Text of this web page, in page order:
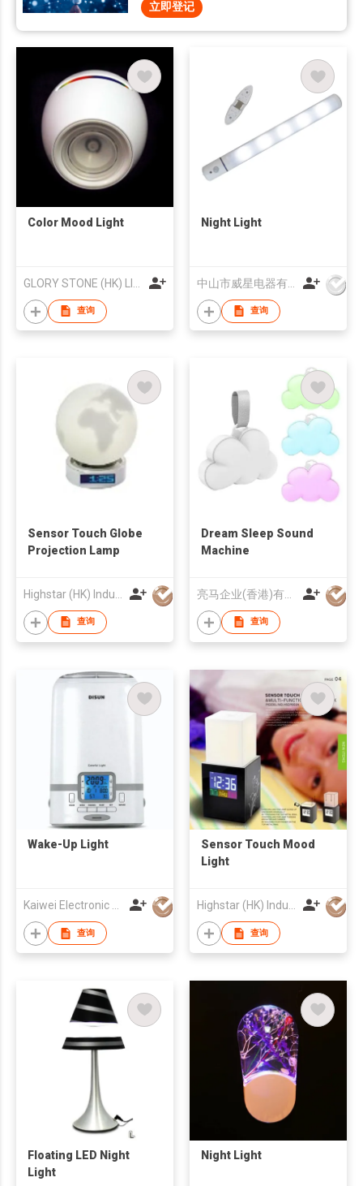
立即登记
Color Mood Light
查询
Night Light
查询
Sensor Touch Globe
Projection Lamp
查询
Dream Sleep Sound
Machine
查询
Wake-Up Light
Kaiwei Electronic Co Ltd
查询
Sensor Touch Mood
Light
Highstar (HK) Industrial Co Ltd
查询
Floating LED Night
Light
Night Light